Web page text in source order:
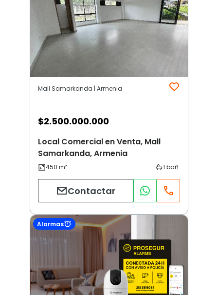
Mall Samarkanda | Armenia
$2.500.000.000
Local Comercial en Venta, Mall
Samarkanda, Armenia
Contactar
Alarmas